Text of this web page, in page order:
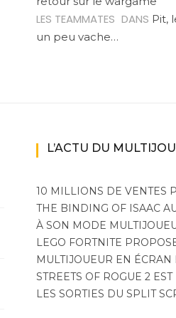
LES TEAMMATES DANS Pit,
un peu vache…
L’ACTU DU
10 MILLIONS DE VENTES
THE BINDING OF ISAAC
À SON MODE
LEGO FORTNITE
MULTIJOUEUR EN ÉCRAN
STREETS OF ROGUE 2
LES SORTIES DU SPLIT